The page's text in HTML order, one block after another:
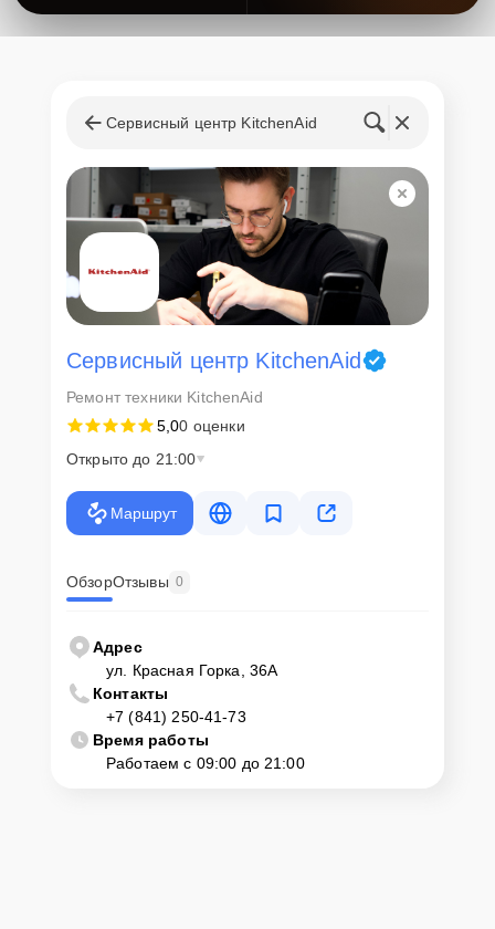
Сервисный центр KitchenAid
Сервисный центр KitchenAid
Ремонт техники KitchenAid
5,00 оценки
Открыто до 21:00
Маршрут
ОбзорОтзывы 0
Адрес
ул. Красная Горка, 36А
Контакты
+7 (841) 250-41-73
Время работы
Работаем с 09:00 до 21:00